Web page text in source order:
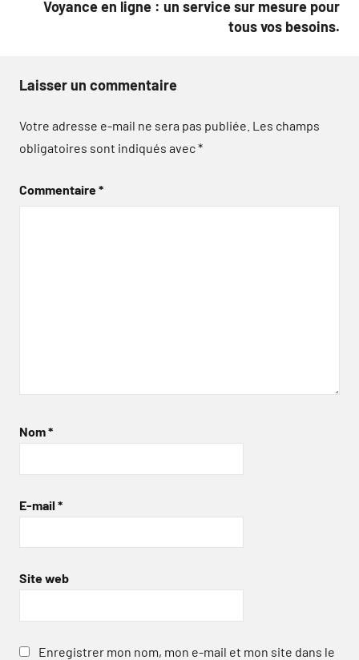
Voyance en ligne : un service sur mesure pour
tous vos besoins.
Laisser un commentaire
Votre adresse e-mail ne sera pas publiée. Les champs
obligatoires sont indiqués avec*
Commentaire*
Nom*
E-mail *
Site web
Enregistrer mon nom, mon e-mail et mon site dans le